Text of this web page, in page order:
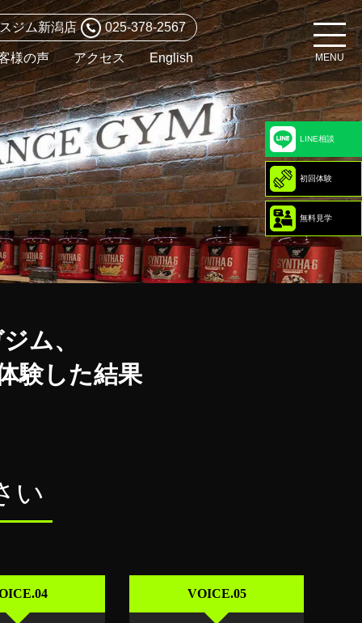
ジム新潟店 025-378-2567
様の声 アクセス English
ム、
験した結果
い
VOICE.05
LINE相談
初回体験
無料見学